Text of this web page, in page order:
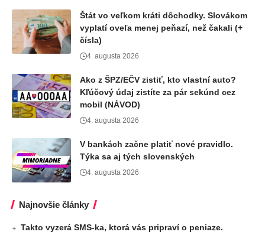
Štát vo veľkom kráti dôchodky. Slovákom
vyplatí oveľa menej peňazí, než čakali (+
čísla)
4. augusta 2026
Ako z ŠPZ/EČV zistiť, kto vlastní auto?
Kľúčový údaj zistíte za pár sekúnd cez
mobil (NÁVOD)
4. augusta 2026
V bankách začne platiť nové pravidlo.
Týka sa aj tých slovenských
4. augusta 2026
Najnovšie články
Takto vyzerá SMS-ka, ktorá vás pripraví o peniaze.